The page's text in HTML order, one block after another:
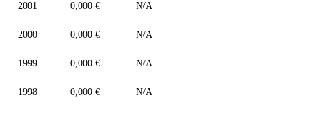
2001 0,000 € N/A
2000 0,000 € N/A
1999 0,000 € N/A
1998 0,000 € N/A